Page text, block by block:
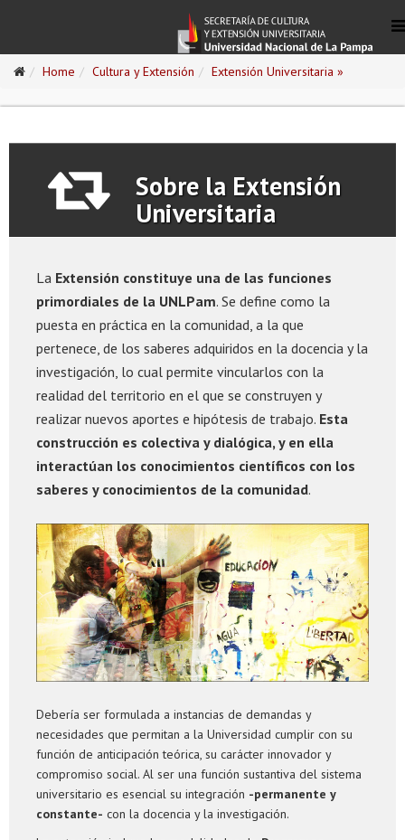
Home Cultura y Extensión Extensión Universitaria »
Sobre la Extensión
Universitaria
La Extensión constituye una de las funciones
primordiales de la UNLPam. Se define como la
puesta en práctica en la comunidad, a la que
pertenece, de los saberes adquiridos en la docencia y la
investigación, lo cual permite vincularlos con la
realidad del territorio en el que se construyen y
realizar nuevos aportes e hipótesis de trabajo. Esta
construcción es colectiva y dialógica, y en ella
interactúan los conocimientos científicos con los
saberes y conocimientos de la comunidad.
Debería ser formulada a instancias de demandas y
necesidades que permitan a la Universidad cumplir con su
función de anticipación teórica, su carácter innovador y
compromiso social. Al ser una función sustantiva del sistema
universitario es esencial su integración -permanente y
constante- con la docencia y la investigación.